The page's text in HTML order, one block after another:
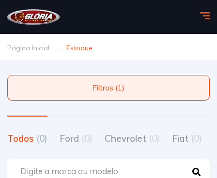
Página Inicial Estoque
Filtros (1)
Todos (0) Ford (0) Chevrolet (0) Fiat (0)